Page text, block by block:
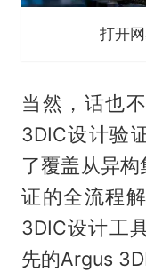
打开
当然，话也
3DIC设计验
了覆盖从异
证的全流程
3DIC设计工
先的Argus